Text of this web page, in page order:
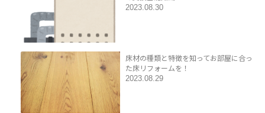
2023.08.30
床材の種類と特徴を知ってお部屋に合っ
た床リフォームを！
2023.08.29